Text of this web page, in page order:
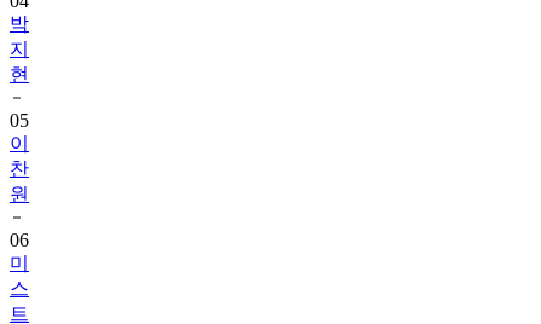
박
지
현
05
이
찬
원
06
미
스
트